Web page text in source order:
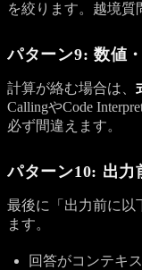
を絞ります。越境質
パターン9: 数値
計算が絡む場合は、
CallingやCode
必ず間違えます。
パターン10: 出力
最後に「出力前に以
ます。
回答がコンテキ